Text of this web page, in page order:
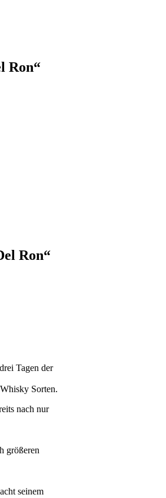
Ron“
Tagen der
Sorten.
nach nur
größeren
seinem